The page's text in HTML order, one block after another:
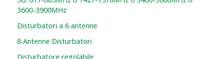
3600-3900MHz
Disturbatori a 6 antenne
8 Antenne Disturbatori
Disturbatore regolabile